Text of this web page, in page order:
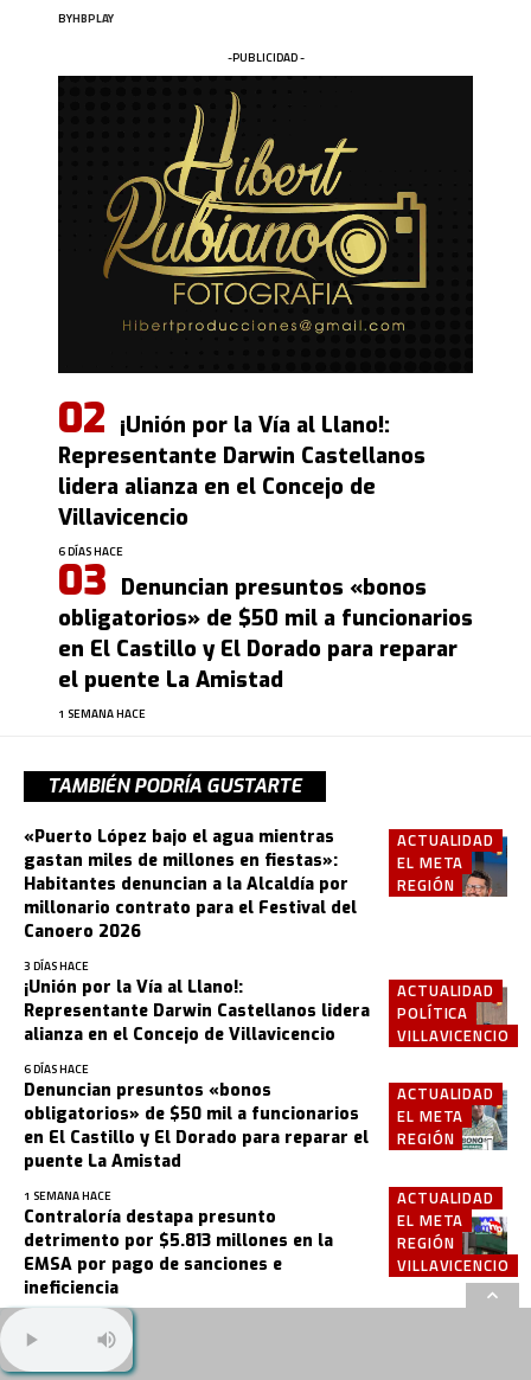
BYHBPLAY
-PUBLICIDAD -
¡Unión por la Vía al Llano!:
Representante Darwin Castellanos
lidera alianza en el Concejo de
Villavicencio
6 DÍAS HACE
Denuncian presuntos «bonos
obligatorios» de $50 mil a funcionarios
en El Castillo y El Dorado para reparar
el puente La Amistad
1 SEMANA HACE
TAMBIÉN PODRÍA GUSTARTE
ACTUALIDAD
EL META
REGIÓN
«Puerto López bajo el agua mientras
gastan miles de millones en fiestas»:
Habitantes denuncian a la Alcaldía por
millonario contrato para el Festival del
Canoero 2026
3 DÍAS HACE
ACTUALIDAD
POLÍTICA
VILLAVICENCIO
¡Unión por la Vía al Llano!:
Representante Darwin Castellanos lidera
alianza en el Concejo de Villavicencio
6 DÍAS HACE
ACTUALIDAD
EL META
REGIÓN
Denuncian presuntos «bonos
obligatorios» de $50 mil a funcionarios
en El Castillo y El Dorado para reparar el
puente La Amistad
1 SEMANA HACE
ACTUALIDAD
EL META
REGIÓN
VILLAVICENCIO
Contraloría destapa presunto
detrimento por $5.813 millones en la
EMSA por pago de sanciones e
ineficiencia